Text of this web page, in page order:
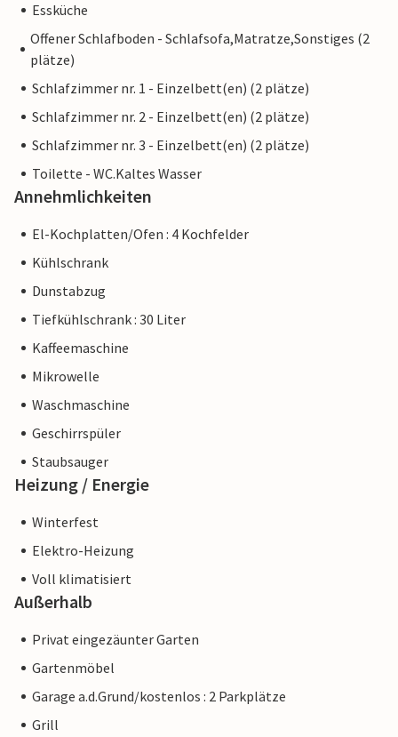
Essküche
Offener Schlafboden - Schlafsofa,Matratze,Sonstiges (2
plätze)
Schlafzimmer nr. 1 - Einzelbett(en) (2 plätze)
Schlafzimmer nr. 2 - Einzelbett(en) (2 plätze)
Schlafzimmer nr. 3 - Einzelbett(en) (2 plätze)
Toilette - WC.Kaltes Wasser
Annehmlichkeiten
El-Kochplatten/Ofen : 4 Kochfelder
Kühlschrank
Dunstabzug
Tiefkühlschrank : 30 Liter
Kaffeemaschine
Mikrowelle
Waschmaschine
Geschirrspüler
Staubsauger
Heizung / Energie
Winterfest
Elektro-Heizung
Voll klimatisiert
Außerhalb
Privat eingezäunter Garten
Gartenmöbel
Garage a.d.Grund/kostenlos : 2 Parkplätze
Grill